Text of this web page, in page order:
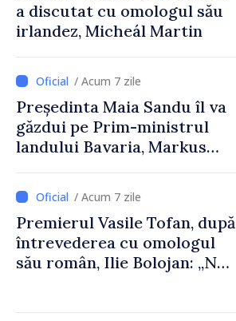
a discutat cu omologul său
irlandez, Micheál Martin
/ Acum 7 zile
Președinta Maia Sandu îl va
găzdui pe Prim-ministrul
landului Bavaria, Markus
/ Acum 7 zile
Premierul Vasile Tofan, după
întrevederea cu omologul
său român, Ilie Bolojan: „Ne